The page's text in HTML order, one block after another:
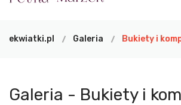
ekwiatki.pl Galeria Bukiety i
Galeria - Bukiety i